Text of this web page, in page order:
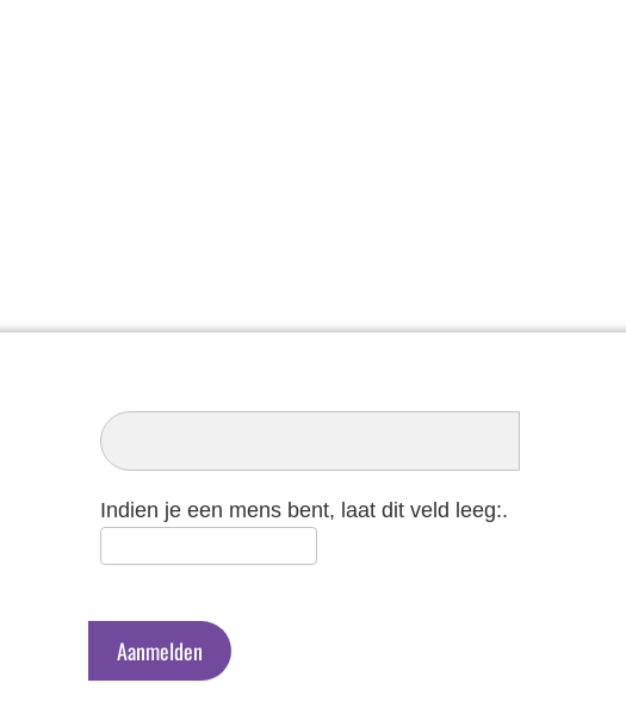
Inschrijven
Nieuwsbrief
Indien je een mens bent, laat dit veld leeg:.
Aanmelden